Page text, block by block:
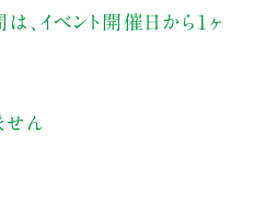
、イベント開催日から1ヶ
せん